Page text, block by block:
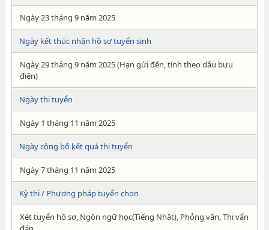
Ngày 23 tháng 9 năm 2025
Ngày kết thúc nhận hồ sơ tuyển sinh
Ngày 29 tháng 9 năm 2025 (Hạn gửi đến, tính theo dấu bưu
điện)
Ngày thi tuyển
Ngày 1 tháng 11 năm 2025
Ngày công bố kết quả thi tuyển
Ngày 7 tháng 11 năm 2025
Kỳ thi / Phương pháp tuyển chọn
Xét tuyển hồ sơ, Ngôn ngữ học(Tiếng Nhật), Phỏng vấn, Thi vấn